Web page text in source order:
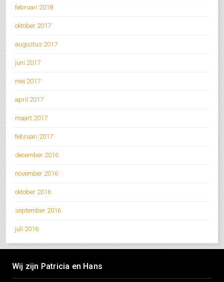
februari 2018
oktober 2017
augustus 2017
juni 2017
mei 2017
april 2017
maart 2017
februari 2017
december 2016
november 2016
oktober 2016
september 2016
juli 2016
Wij zijn Patricia en Hans